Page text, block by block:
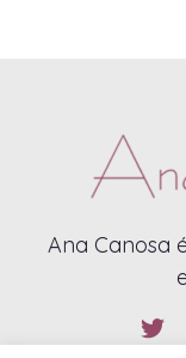
Ana Canosa